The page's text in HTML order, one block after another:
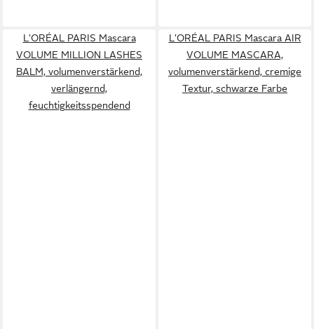
L'ORÉAL PARIS Mascara
VOLUME MILLION LASHES
BALM, volumenverstärkend,
verlängernd,
feuchtigkeitsspendend
L'ORÉAL PARIS Mascara AIR
VOLUME MASCARA,
volumenverstärkend, cremige
Textur, schwarze Farbe